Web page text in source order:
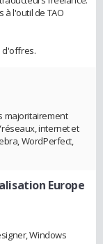
l'outil de TAO
d'offres.
majoritairement
internet et
WordPerfect,
Europe
Windows